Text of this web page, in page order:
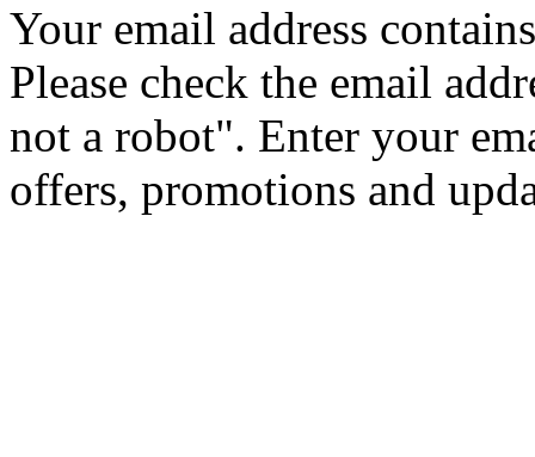
Your email address
Please check the email
not a robot". Enter your
offers, promotions and